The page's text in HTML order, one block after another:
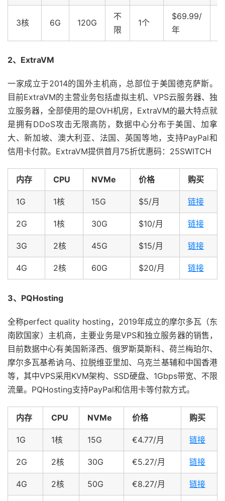
3核 6G 120G
不
限
1个
$69.99/
年
2、ExtraVM
一家成立于2014的国外主机商，总部位于美国德克萨斯。
目前ExtraVM的主营业务包括虚拟主机、VPS云服务器、独
立服务器，全部使用的是OVH机房，ExtraVM的最大特点就
是拥有DDoS攻击无限高防，数据中心分布于美国、加拿
大、新加坡、澳大利亚、法国、英国等地，支持PayPal和
信用卡付款。ExtraVM提供首月75折优惠码：25SWITCH
内存 CPU NVMe 价格 购买
1G 1核 15G $5/月 链接
2G 1核 30G $10/月 链接
3G 2核 45G $15/月 链接
4G 2核 60G $20/月 链接
3、PQHosting
全称perfect quality hosting，2019年成立的摩尔多瓦（东
南欧国家）主机商，主要业务是VPS和独立服务器的销售，
目前数据中心有美国新泽西、俄罗斯莫斯科、荷兰梅珀尔、
摩尔多瓦基希讷乌、拉脱维亚里加、乌克兰基辅和中国香港
等，其中VPS采用KVM架构、SSD硬盘、1Gbps带宽、不限
流量。PQHosting支持PayPal和信用卡等付款方式。
内存 CPU NVMe 价格 购买
1G 1核 15G €4.77/月 链接
2G 2核 30G €5.27/月 链接
4G 2核 50G €8.27/月 链接